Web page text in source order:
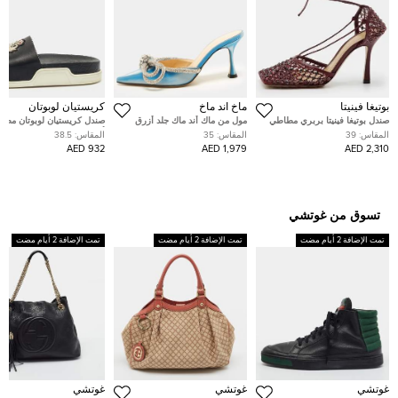
بوتيغا فينيتا
صندل بوتيغا فينيتا بربري مطاطي
مزين بالكريستال شبكي عنابي
يلف على الكاحل مقاس 39
المقاس: 39
2,310 AED
ماخ اند ماخ
مول من ماك أند ماك جلد أزرق
رخامي بفيوكتين مقاس 35
المقاس: 35
1,979 AED
كريستيان لوبوتان
صندل كريستيان لوبوتان
أصفر مرصع بالمسامير
المسبح مقاس 41
المقاس: 38.5
932 AED
تسوق من غوتشي
تمت الإضافة 2 أيام مضت
غوتشي
تمت الإضافة 2 أيام مضت
غوتشي
تمت الإضافة 2 أيام مضت
غوتشي